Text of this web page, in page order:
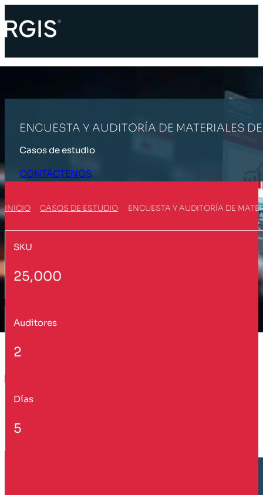
ENCUESTA Y AUDITORÍA DE MATERIALES
Casos de estudio
CONTÁCTENOS
INICIO CASOS DE ESTUDIO ENCUESTA Y AUDITORÍA DE
SKU
25,000
Auditores
2
Días
5